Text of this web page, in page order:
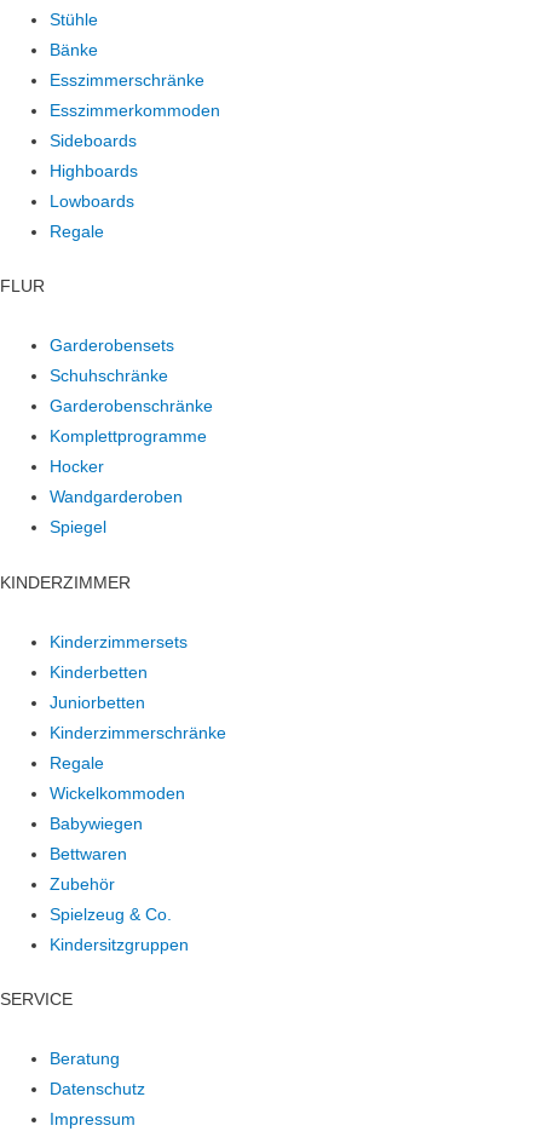
Stühle
Bänke
Esszimmerschränke
Esszimmerkommoden
Sideboards
Highboards
Lowboards
Regale
FLUR
Garderobensets
Schuhschränke
Garderobenschränke
Komplettprogramme
Hocker
Wandgarderoben
Spiegel
KINDERZIMMER
Kinderzimmersets
Kinderbetten
Juniorbetten
Kinderzimmerschränke
Regale
Wickelkommoden
Babywiegen
Bettwaren
Zubehör
Spielzeug & Co.
Kindersitzgruppen
SERVICE
Beratung
Datenschutz
Impressum